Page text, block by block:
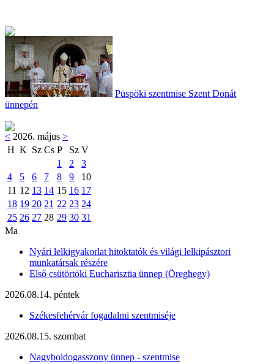
Püspöki szentmise Szent Donát
ünnepén
< 2026. május >
H K Sz Cs P Sz V
1
2
3
4
5 6 7 8 9
10
11 12 13 14 15 16 17
18 19 20 21 22 23 24
25 26 27 28 29 30 31
Ma
Nyári lelkigyakorlat hitoktatók és világi lelkipásztori
munkatársak részére
Első csütörtöki Eucharisztia ünnep (Öreghegy)
2026.08.14. péntek
Székesfehérvár fogadalmi szentmiséje
2026.08.15. szombat
Nagyboldogasszony ünnep - szentmise